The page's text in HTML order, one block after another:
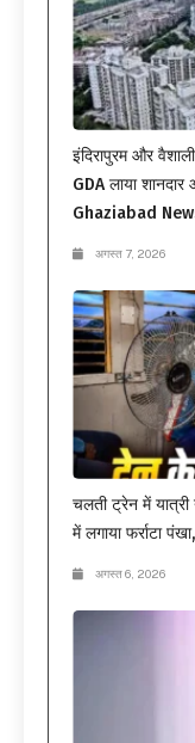
इंदिरापुरम और
GDA लाया
Ghaziabad
अगस्त 7, 2026
चलती ट्रेन में यात्री
में लगाया फर्राटा
अगस्त 6, 2026